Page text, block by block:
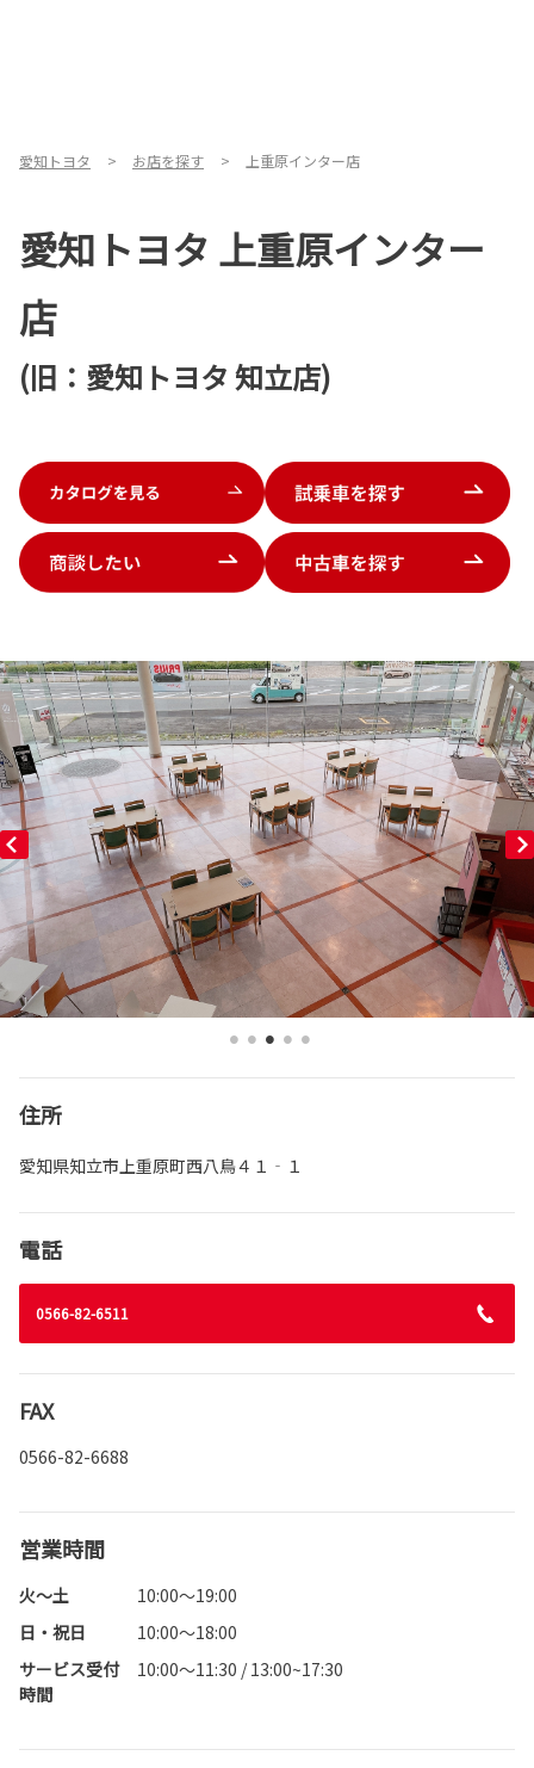
愛知トヨタ お店を探す 上重原インター店
愛知トヨタ 上重原インター
店
(旧：愛知トヨタ 知立店)
住所
愛知県知立市上重原町西八鳥４１‐１
電話
0566-82-6511
FAX
0566-82-6688
営業時間
火～土
10:00～19:00
日・祝日
10:00～18:00
サービス受付
時間
10:00～11:30 / 13:00~17:30